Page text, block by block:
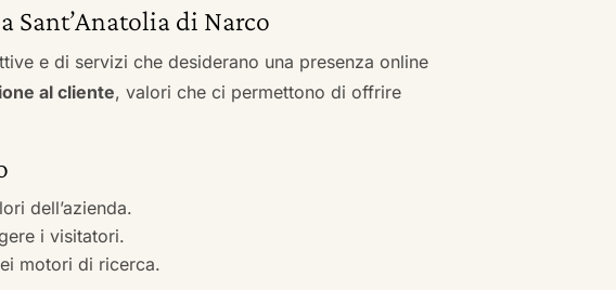
Sant’Anatolia di Narco
e di servizi che desiderano una presenza online
al cliente, valori che ci permettono di offrire
dell’azienda.
i visitatori.
motori di ricerca.